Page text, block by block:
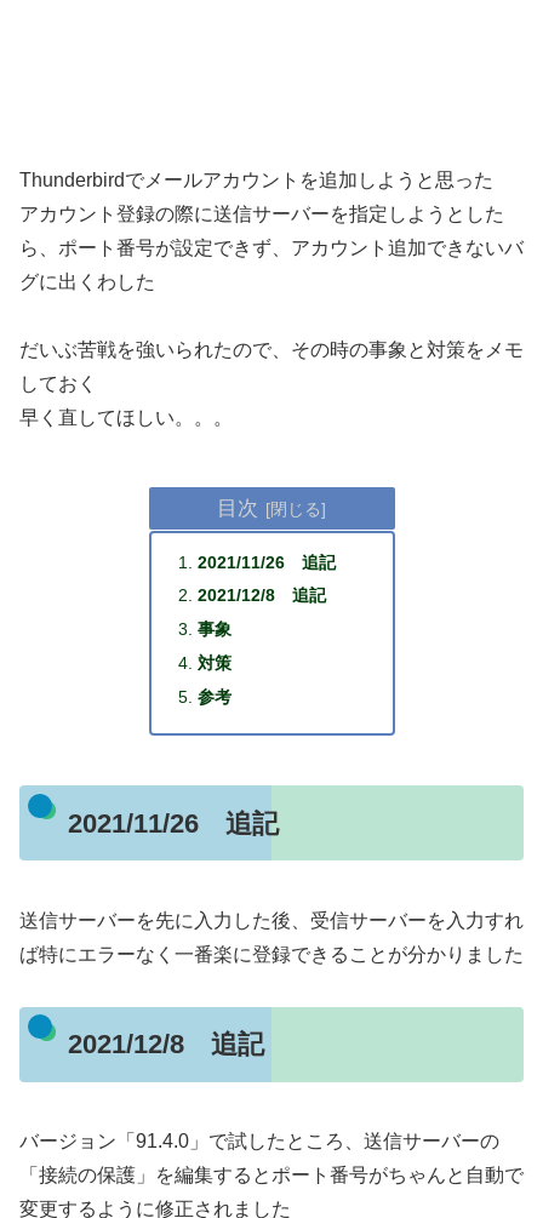
Thunderbirdでメールアカウントを追加しようと思った
アカウント登録の際に送信サーバーを指定しようとした
ら、ポート番号が設定できず、アカウント追加できないバ
グに出くわした
だいぶ苦戦を強いられたので、その時の事象と対策をメモ
しておく
早く直してほしい。。。
目次
2021/11/26 追記
2021/12/8 追記
事象
対策
参考
2021/11/26 追記
送信サーバーを先に入力した後、受信サーバーを入力すれ
ば特にエラーなく一番楽に登録できることが分かりました
2021/12/8 追記
バージョン「91.4.0」で試したところ、送信サーバーの
「接続の保護」を編集するとポート番号がちゃんと自動で
変更するように修正されました